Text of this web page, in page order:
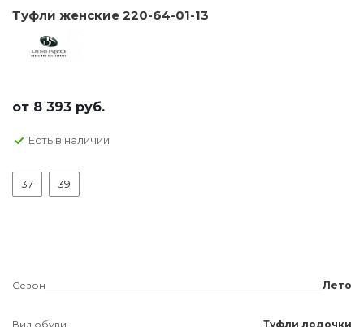
Туфли женские 220-64-01-13
от 8 393 руб.
Есть в наличии
37 39
Сезон Лето
Вид обуви Туфли лодочки